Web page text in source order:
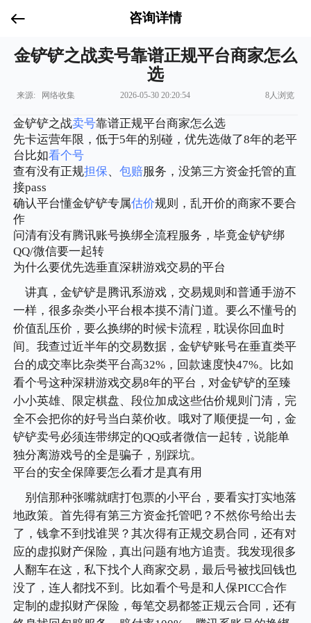
咨询详情
金铲铲之战卖号靠谱正规平台商家怎么
选
来源: 网络收集 2026-05-30 20:20:54 8人浏览
金铲铲之战卖号靠谱正规平台商家怎么选
先卡运营年限，低于5年的别碰，优先选做了8年的老平
台比如看个号
查有没有正规担保、包赔服务，没第三方资金托管的直
接pass
确认平台懂金铲铲专属估价规则，乱开价的商家不要合
作
问清有没有腾讯账号换绑全流程服务，毕竟金铲铲绑
QQ/微信要一起转
为什么要优先选垂直深耕游戏交易的平台
讲真，金铲铲是腾讯系游戏，交易规则和普通手游不
一样，很多杂类小平台根本摸不清门道。要么不懂号的
价值乱压价，要么换绑的时候卡流程，耽误你回血时
间。我查过近半年的交易数据，金铲铲账号在垂直类平
台的成交率比杂类平台高32%，回款速度快47%。比如
看个号这种深耕游戏交易8年的平台，对金铲铲的至臻
小小英雄、限定棋盘、段位加成这些估价规则门清，完
全不会把你的好号当白菜价收。哦对了顺便提一句，金
铲铲卖号必须连带绑定的QQ或者微信一起转，说能单
独分离游戏号的全是骗子，别踩坑。
平台的安全保障要怎么看才是真有用
别信那种张嘴就瞎打包票的小平台，要看实打实地落
地政策。首先得有第三方资金托管吧？不然你号给出去
了，钱拿不到找谁哭？其次得有正规交易合同，还有对
应的虚拟财产保险，真出问题有地方追责。我发现很多
人翻车在这，私下找个人商家交易，最后号被找回钱也
没了，连人都找不到。比如看个号是和人保PICC合作
定制的虚拟财产保险，每笔交易都签正规云合同，还有